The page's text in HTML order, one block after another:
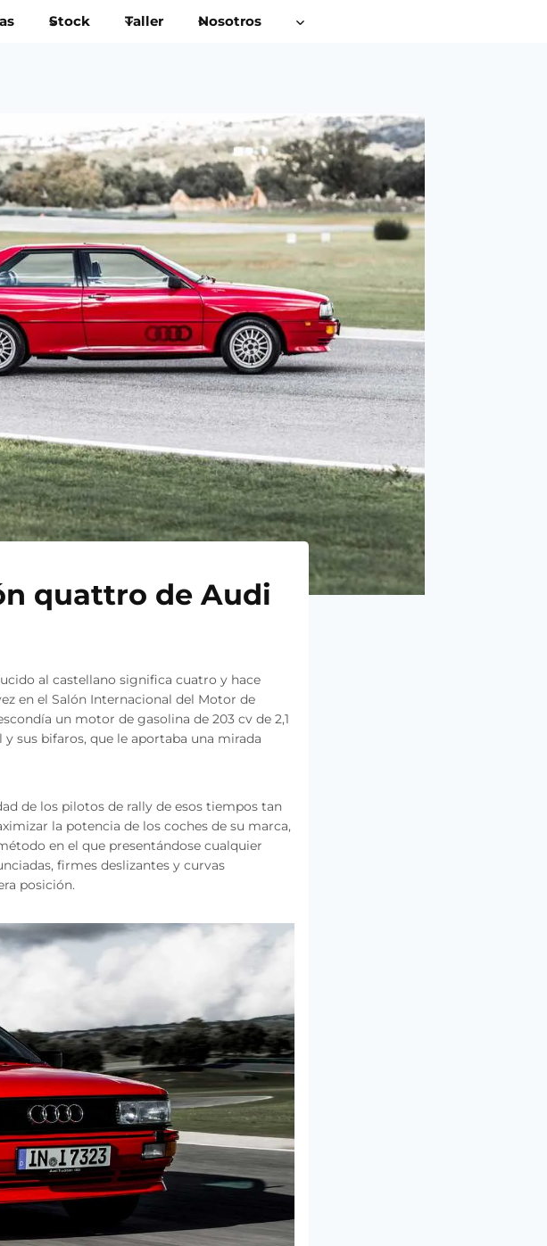
Stock Taller Nosotros
quattro de Audi
al castellano significa cuatro y hace
en el Salón Internacional del Motor de
un motor de gasolina de 203 cv de 2,1
sus bifaros, que le aportaba una mirada
de los pilotos de rally de esos tiempos tan
la potencia de los coches de su marca,
en el que presentándose cualquier
firmes deslizantes y curvas
posición.